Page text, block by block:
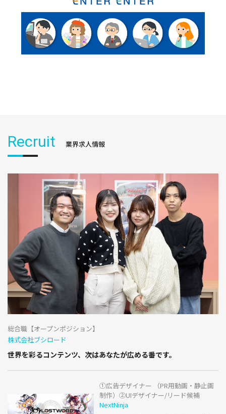
Recruit 業界求人情報
総合職【オープンポジション】
株式会社ブシロード
世界を彩るコンテンツ、次はあなたが広める番です。
①広告デザイナー （PR用動画・静止画
制作）②UIデザイナー/リード候補
NextNinja